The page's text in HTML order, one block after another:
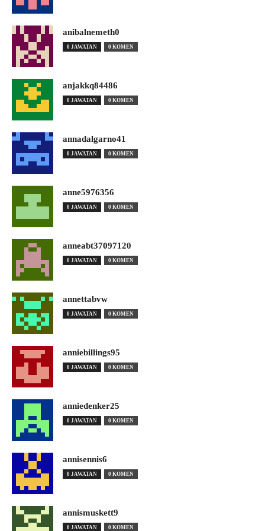
anibalnemeth0
0 JAWATAN 0 KOMEN
anjakkq84486
0 JAWATAN 0 KOMEN
annadalgarno41
0 JAWATAN 0 KOMEN
anne5976356
0 JAWATAN 0 KOMEN
anneabt37097120
0 JAWATAN 0 KOMEN
annettabvw
0 JAWATAN 0 KOMEN
anniebillings95
0 JAWATAN 0 KOMEN
anniedenker25
0 JAWATAN 0 KOMEN
annisennis6
0 JAWATAN 0 KOMEN
annismuskett9
0 JAWATAN 0 KOMEN